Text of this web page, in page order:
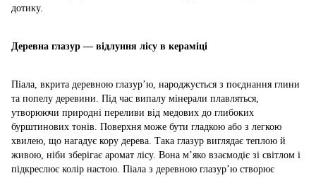
дотику.
Деревна глазур — відлуння лісу в кераміці
Піала, вкрита деревною глазур’ю, народжується з поєднання глини
та попелу деревини. Під час випалу мінерали плавляться,
утворюючи природні переливи від медових до глибоких
бурштинових тонів. Поверхня може бути гладкою або з легкою
хвилею, що нагадує кору дерева. Така глазур виглядає теплою й
живою, ніби зберігає аромат лісу. Вона м’яко взаємодіє зі світлом і
підкреслює колір настою. Піала з деревною глазур’ю створює